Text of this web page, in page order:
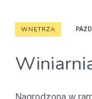
WNĘTRZA